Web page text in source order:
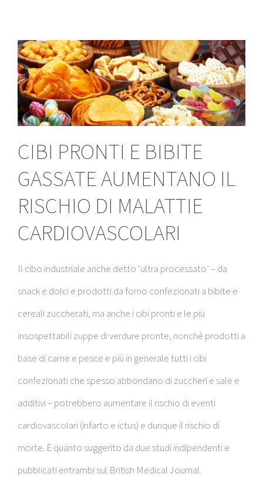
CIBI PRONTI E BIBITE
GASSATE AUMENTANO IL
RISCHIO DI MALATTIE
CARDIOVASCOLARI
Il cibo industriale anche detto ‘ultra processato’ – da
snack e dolci e prodotti da forno confezionati a bibite e
cereali zuccherati, ma anche i cibi pronti e le più
insospettabili zuppe di verdure pronte, nonché prodotti a
base di carne e pesce e più in generale tutti i cibi
confezionati che spesso abbondano di zuccheri e sale e
additivi – potrebbero aumentare il rischio di eventi
cardiovascolari (infarto e ictus) e dunque il rischio di
morte. È quanto suggerito da due studi indipendenti e
pubblicati entrambi sul British Medical Journal.